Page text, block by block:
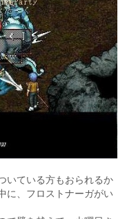
いている方もおられるか
に、フロストナーガがい